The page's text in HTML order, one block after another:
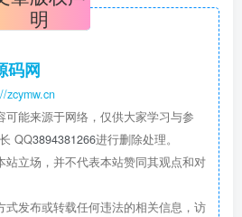
明
码网
zcymw.cn
可能来源于网络，仅供大家学习与参
QQ3894381266进行删除处理。
站立场，并不代表本站赞同其观点和对
式发布或转载任何违法的相关信息，访